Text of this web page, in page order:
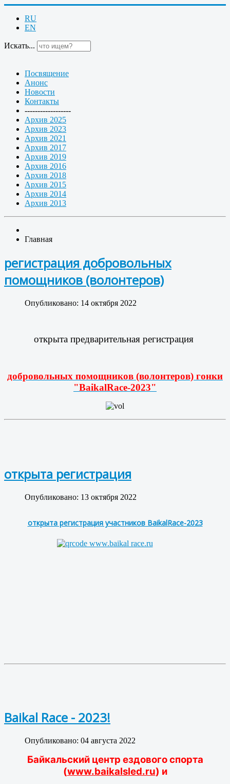
RU
EN
Искать...
Посвящение
Анонс
Новости
Контакты
------------------
Архив 2025
Архив 2023
Архив 2021
Архив 2017
Архив 2019
Архив 2016
Архив 2018
Архив 2015
Архив 2014
Архив 2013
Главная
регистрация добровольных
помощников (волонтеров)
Опубликовано: 14 октября 2022
открыта предварительная регистрация
добровольных помощников (волонтеров) гонки
"BaikalRace-2023"
открыта регистрация
Опубликовано: 13 октября 2022
открыта регистрация участников BaikalRace-2023
Baikal Race - 2023!
Опубликовано: 04 августа 2022
Байкальский центр ездового спорта
(www.baikalsled.ru) и